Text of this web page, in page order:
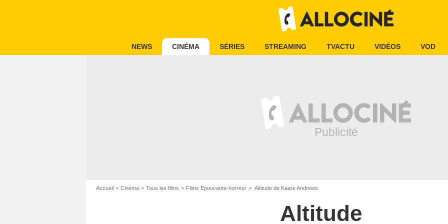
NEWS CINÉMA SÉRIES STREAMING TVACTU VIDÉOS VOD
Accueil Cinéma Tous les films Films Epouvante-horreur Altitude de Kaare Andrews
Altitude